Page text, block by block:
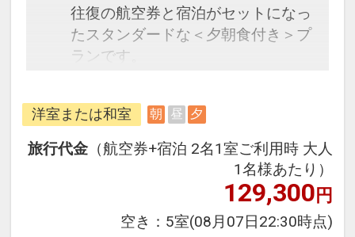
往復の航空券と宿泊がセットになっ
たスタンダードな＜夕朝食付き＞プ
ランです。
できるダイナミックパッケージだか
ら、一都市滞在はもちろん周遊旅行
にも最適！
旅行期間中の1泊だけの宿泊や延
泊・飛び泊なども自由自在です。
フライトは、安心のJAL（または
JALグループ）確約！フライトマイ
洋室または和室 朝 昼 夕
旅行代金 （航空券+宿泊 2名1室ご利用時 大人
1名様あたり）
129,300円
空き： 5室(08月07日22:30時点)